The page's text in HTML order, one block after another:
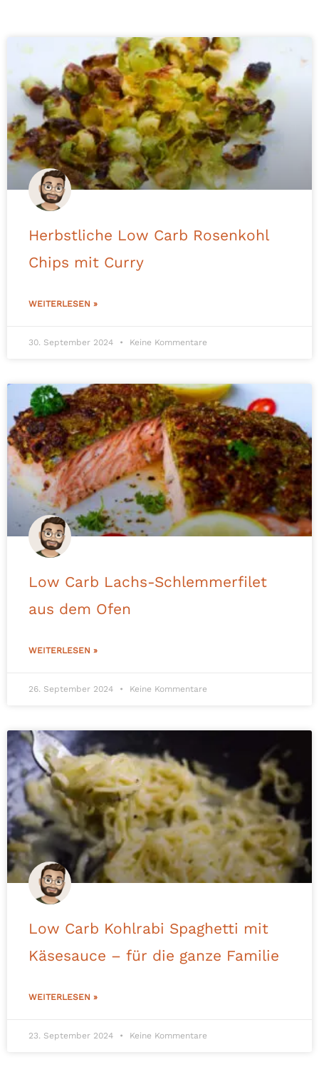
Herbstliche Low Carb Rosenkohl
Chips mit Curry
WEITERLESEN »
30. September 2024 Keine Kommentare
Low Carb Lachs-Schlemmerfilet
aus dem Ofen
WEITERLESEN »
26. September 2024 Keine Kommentare
Low Carb Kohlrabi Spaghetti mit
Käsesauce – für die ganze Familie
WEITERLESEN »
23. September 2024 Keine Kommentare